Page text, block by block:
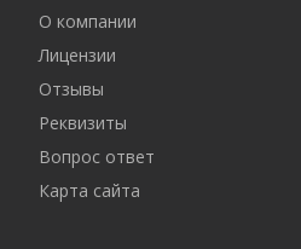
О компании
Лицензии
Отзывы
Реквизиты
Вопрос ответ
Карта сайта